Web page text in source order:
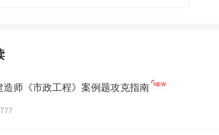
造师《市政工程》案例题攻克指南